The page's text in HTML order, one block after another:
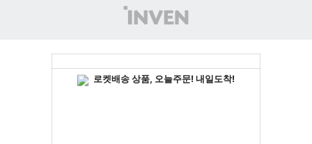
(주)
인